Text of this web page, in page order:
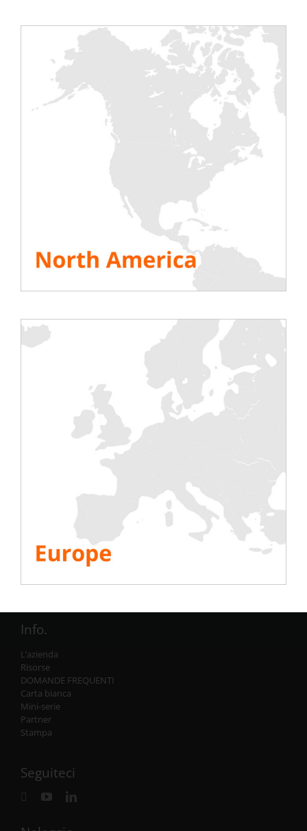
da 7 kWRackabile, consente di disporre di
sequenze da 500 W, l’unica sul mercato.
Questo banco di carico è un elemento
essenziale per tutte le ricette o la messa in
funzione dei data center. Rentaload è nota
per il suo rigore e la qualità dei suoi
prodotti. Questi prodotti sono ormai noti
in tutta la comunità europea. Rentaload ha
infatti appena firmato un importante
contratto con un’azienda svizzera. È
presente in Inghilterra (Leicester),
Germania (Bonn) e Italia (Milano). Grazie al
suo team dinamico e innovativo, Rentaload
è diventato l’attore principale nel noleggio
di banchi di carico in Europa.
Condividi questa storia, scegli la tua piattaforma!
Aria condizionata
Generatore
Inverter
Messa in funzione IST
Info.
L’azienda
Risorse
DOMANDE FREQUENTI
Carta bianca
Mini-serie
Partner
Stampa
Seguiteci